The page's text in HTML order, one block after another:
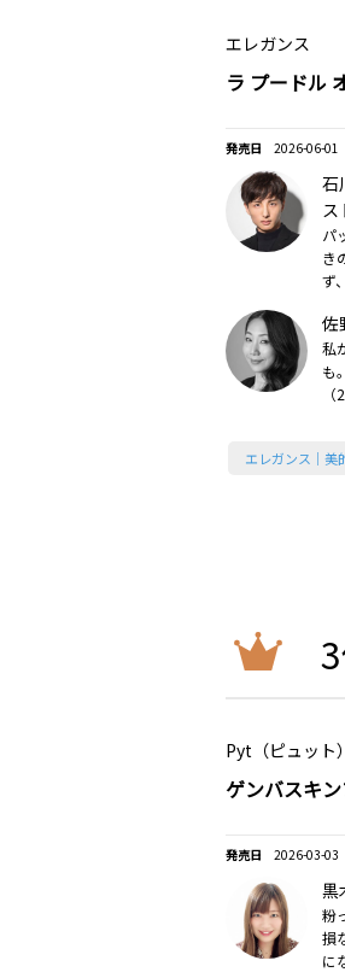
エレガンス
ラ プードル
2026-06-01
石
ス
パ
き
ず
佐
私
も
エレガンス｜美
Pyt（ピュット）
ゲンバスキ
2026-03-03
黒
粉
損
に